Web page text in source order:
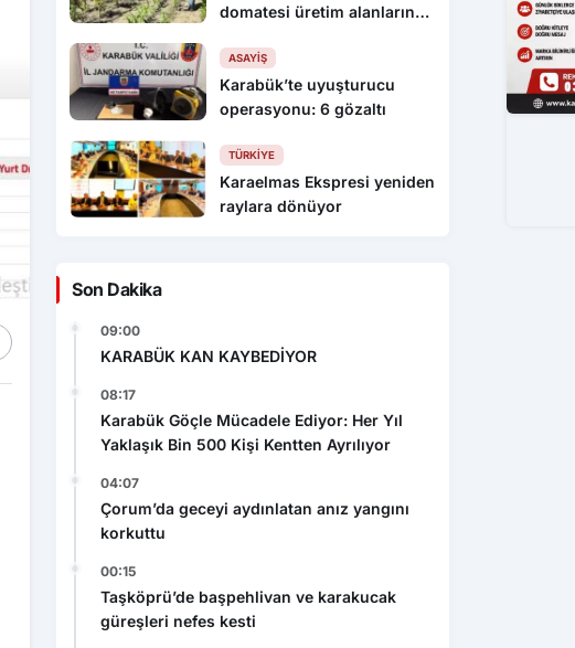
domatesi üretim alanlarında
ASAYIŞ
Karabük’te uyuşturucu
operasyonu: 6 gözaltı
TÜRKIYE
Karaelmas Ekspresi yeniden
raylara dönüyor
Son Dakika
09:00
KARABÜK KAN KAYBEDİYOR
08:17
Karabük Göçle Mücadele Ediyor: Her Yıl
Yaklaşık Bin 500 Kişi Kentten Ayrılıyor
04:07
Çorum’da geceyi aydınlatan anız yangını
korkuttu
00:15
Taşköprü’de başpehlivan ve karakucak
güreşleri nefes kesti